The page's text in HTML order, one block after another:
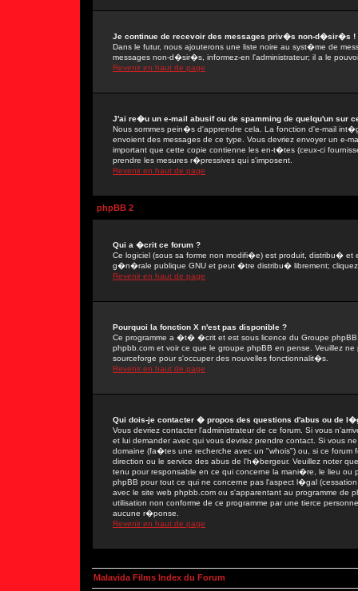
Je continue de recevoir des messages priv�s non-d�sir�s !
Dans le futur, nous ajouterons une liste noire au syst�me de
messages non-d�sir�s, informez-en l'administrateur; il a le
Revenir en haut de page
J'ai re�u un e-mail abusif ou de spamming de quelqu'un sur
Nous sommes pein�s d'apprendre cela. La fonction d'e-mail
envoient des messages de ce type. Vous devriez envoyer un e-
important que cette copie contienne les en-t�tes (ceux-ci
prendre les mesures r�pressives qui s'imposent.
Revenir en haut de page
phpBB 2
Qui a �crit ce forum ?
Ce logiciel (sous sa forme non modifi�e) est produit, distribu� et
g�n�rale publique GNU et peut �tre distribu� librement;
Revenir en haut de page
Pourquoi la fonction X n'est pas disponible ?
Ce programme a �t� �crit et est sous licence du Groupe
phpbb.com et voir ce que le groupe phpBB en pense. Veuillez
sourceforge pour s'occuper des nouvelles fonctionnalit�s.
Revenir en haut de page
Qui dois-je contacter � propos des questions d'abus ou de
Vous devriez contacter l'administrateur de ce forum. Si vous
et lui demander avec qui vous devriez prendre contact. Si vous
domaine (fa�tes une recherche avec un "whois") ou, si ce
direction ou le service des abus de l'h�bergeur. Veuillez noter
tenu pour responsable en ce qui concerne la mani�re, le lieu
phpBB pour tout ce qui ne concerne pas l'aspect l�gal
avec le site web phpbb.com ou s'apparentant au programme de
utilisation non conforme de ce programme par une tierce
aucune r�ponse.
Revenir en haut de page
Malavida Films Index du Forum